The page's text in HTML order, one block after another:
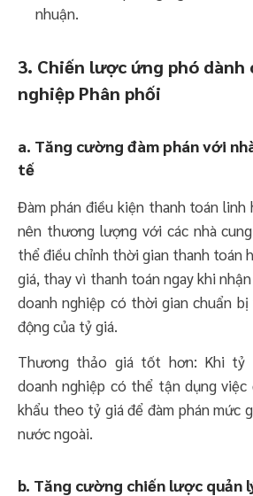
nhuận.
3. Chiến lược ứng phó dành
nghiệp Phân phối
a. Tăng cường đàm phán với
tế
Đàm phán điều kiện thanh toán linh
nên thương lượng với các nhà
thể điều chỉnh thời gian thanh toán
giá, thay vì thanh toán ngay khi
doanh nghiệp có thời gian chuẩn
động của tỷ giá.
Thương thảo giá tốt hơn: Khi tỷ
doanh nghiệp có thể tận dụng việc
khẩu theo tỷ giá để đàm phán mức
nước ngoài.
b. Tăng cường chiến lược quản